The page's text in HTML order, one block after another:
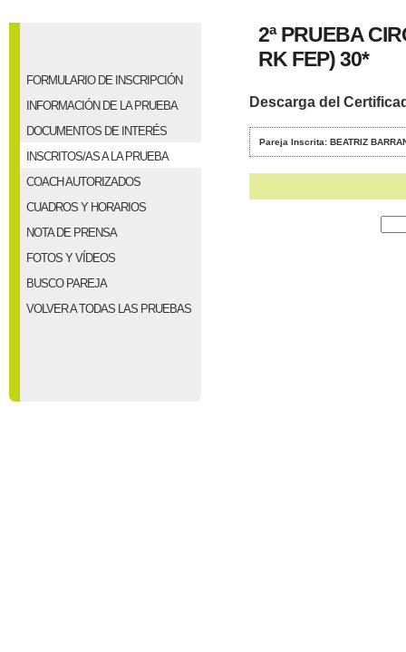
FORMULARIO DE INSCRIPCIÓN
INFORMACIÓN DE LA PRUEBA
DOCUMENTOS DE INTERÉS
INSCRITOS/AS A LA PRUEBA
COACH AUTORIZADOS
CUADROS Y HORARIOS
NOTA DE PRENSA
FOTOS Y VÍDEOS
BUSCO PAREJA
VOLVER A TODAS LAS PRUEBAS
2ª PRUEBA
RK FEP) 30*
Descarga del
Pareja Inscrita: BEATRIZ